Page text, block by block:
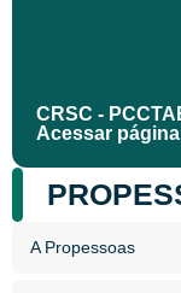
CRSC -
Acessar
A Propessoas